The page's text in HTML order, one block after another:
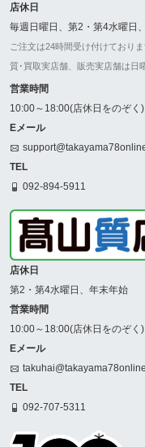
店休日
毎週日曜日、第2・第4水曜日
ご注文は24時間受け付けておりま
質･買取実店舗、販売実店舗は日
営業時間
10:00～18:00(店休日をのぞく)
Eメール
TEL
092-894-5911
店休日
第2・第4水曜日、年末年始
営業時間
10:00～18:00(店休日をのぞく)
Eメール
TEL
092-707-5311